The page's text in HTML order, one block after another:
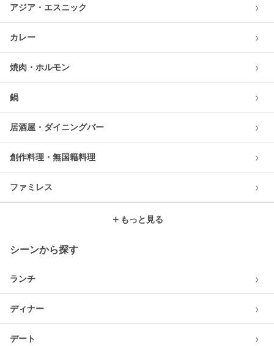
アジア・エスニック ›
カレー ›
焼肉・ホルモン ›
鍋 ›
居酒屋・ダイニングバー ›
創作料理・無国籍料理 ›
ファミレス ›
＋ もっと見る
シーンから探す
ランチ ›
ディナー ›
デート ›